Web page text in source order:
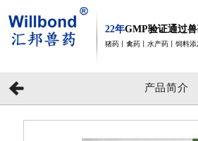
22年GMP验证通过
猪药丨禽药丨水产药丨饲料添
产品简介